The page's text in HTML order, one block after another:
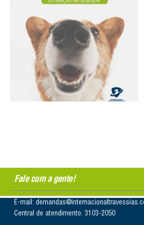
Fale com a gente!
E-mail:
Central de atendimento: 3103-2050